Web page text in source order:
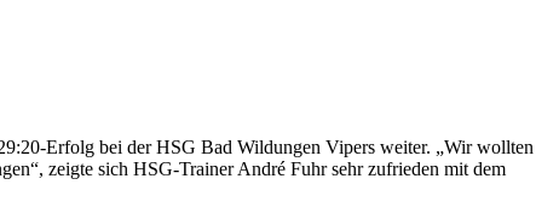
Erfolg bei der HSG Bad Wildungen Vipers weiter. „Wir wollten
zeigte sich HSG-Trainer André Fuhr sehr zufrieden mit dem